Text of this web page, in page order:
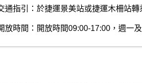
通指引：於捷運景美站或捷運木柵站
放時間：開放時間09:00-17:00，週一